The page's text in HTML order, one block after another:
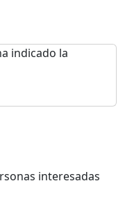
indicado la
interesadas